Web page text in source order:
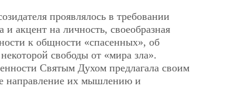
проявлялось в требовании
акцент на личность, своеобразная
к общности «спасенных», об
свободы от «мира зла».
Святым Духом предлагала своим
направление их мышлению и